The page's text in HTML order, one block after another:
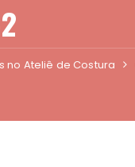
no Ateliê de Costura